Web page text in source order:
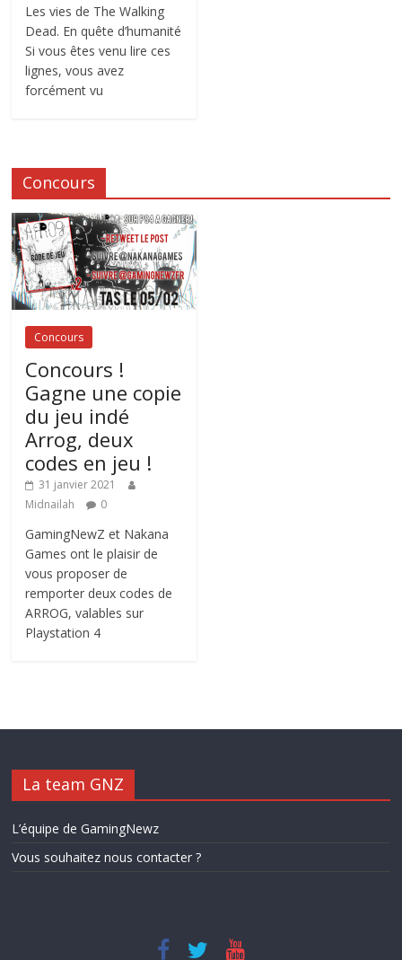
Les vies de The Walking
Dead. En quête d’humanité
Si vous êtes venu lire ces
lignes, vous avez
forcément vu
Concours
Concours
Concours !
Gagne une copie
du jeu indé
Arrog, deux
codes en jeu !
31 janvier 2021
Midnailah
0
GamingNewZ et Nakana
Games ont le plaisir de
vous proposer de
remporter deux codes de
ARROG, valables sur
Playstation 4
La team GNZ
L’équipe de GamingNewz
Vous souhaitez nous contacter ?